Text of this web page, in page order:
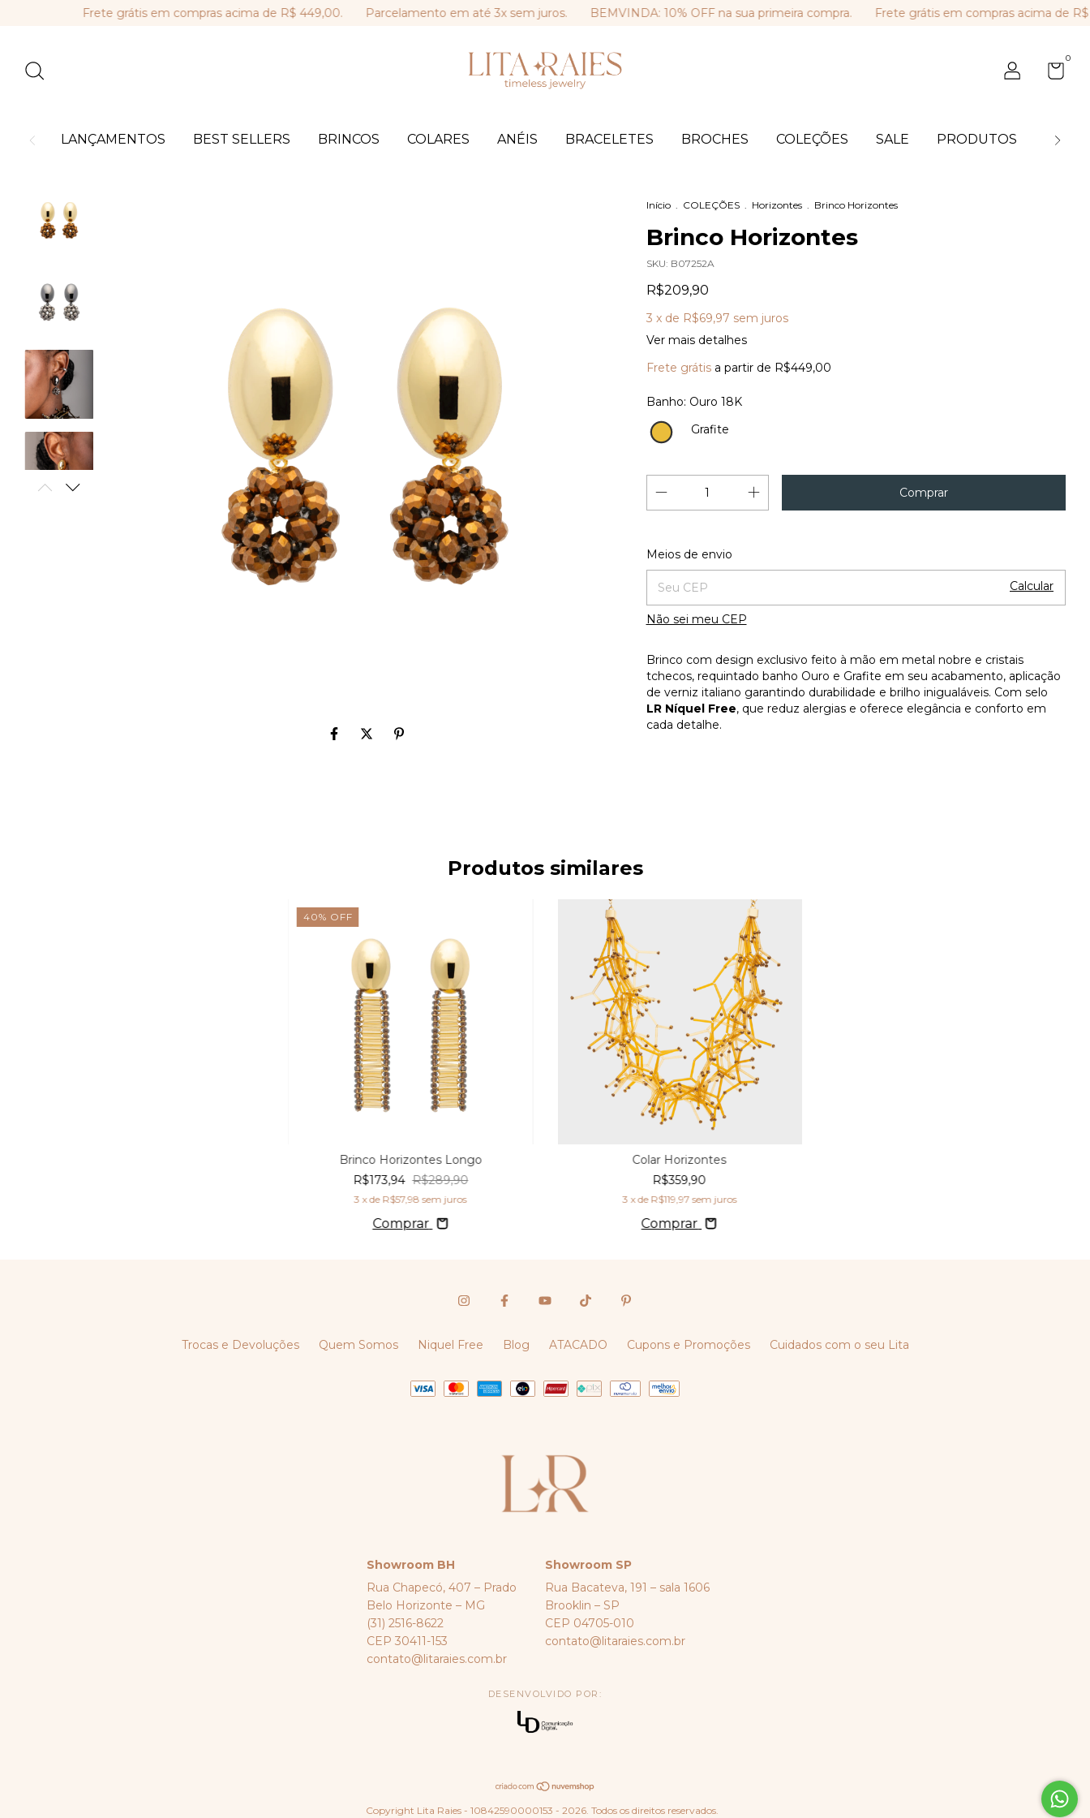
Frete grátis em compras acima de R$ 449,00. Parcelamento em até 3x sem juros. BEMVINDA: 10% OFF na sua primeira compra. Frete grátis em compras acima de R$
0
LANÇAMENTOS BEST SELLERS BRINCOS COLARES ANÉIS BRACELETES BROCHES COLEÇÕES SALE PRODUTOS BLOG
Início . COLEÇÕES . Horizontes . Brinco Horizontes
Brinco Horizontes
SKU: B07252A
R$209,90
3 x de R$69,97 sem juros
Ver mais detalhes
Frete grátis a partir de R$449,00
Banho: Ouro 18K
Ouro
18K
Grafite
Entregas para o CEP:
Meios de envio
Calcular
Não sei meu CEP
Brinco com design exclusivo feito à mão em metal nobre e cristais
tchecos, requintado banho Ouro e Grafite em seu acabamento, aplicação
de verniz italiano garantindo durabilidade e brilho inigualáveis. Com selo
LR Níquel Free, que reduz alergias e oferece elegância e conforto em
cada detalhe.
Produtos similares
40% OFF
Brinco Horizontes Longo
R$173,94 R$289,90
3 x de R$57,98 sem juros
Comprar
Colar Horizontes
R$359,90
3 x de R$119,97 sem juros
Comprar
Trocas e Devoluções Quem Somos Niquel Free Blog ATACADO Cupons e Promoções Cuidados com o seu Lita
Showroom BH
Rua Chapecó, 407 – Prado
Belo Horizonte – MG
(31) 2516-8622
CEP 30411-153
contato@litaraies.com.br
Showroom SP
Rua Bacateva, 191 – sala 1606
Brooklin – SP
CEP 04705-010
contato@litaraies.com.br
DESENVOLVIDO POR:
Copyright Lita Raies - 10842590000153 - 2026. Todos os direitos reservados.